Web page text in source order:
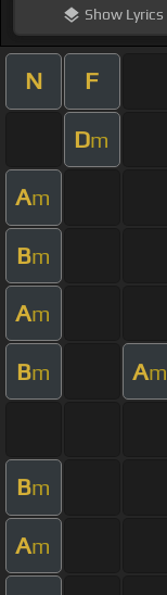
ShowLyrics
N F
Dm
Am
Bm
Am
Bm Am
Bm
Am